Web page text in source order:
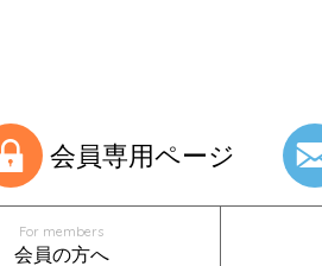
会員専用ページ
For members
会員の方へ